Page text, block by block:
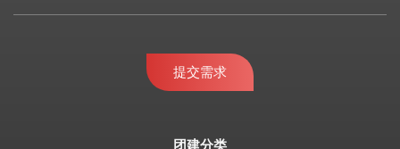
提交需求
团建分类